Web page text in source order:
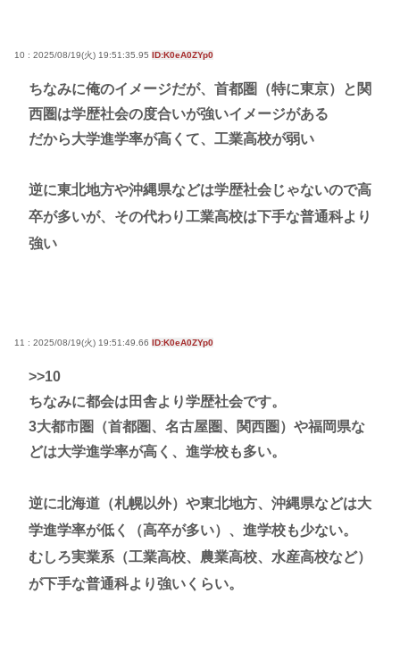
10 : 2025/08/19(火) 19:51:35.95 ID:K0eA0ZYp0
ちなみに俺のイメージだが、首都圏（特に東京）と関
西圏は学歴社会の度合いが強いイメージがある
だから大学進学率が高くて、工業高校が弱い
逆に東北地方や沖縄県などは学歴社会じゃないので高
卒が多いが、その代わり工業高校は下手な普通科より
強い
11 : 2025/08/19(火) 19:51:49.66 ID:K0eA0ZYp0
>>10
ちなみに都会は田舎より学歴社会です。
3大都市圏（首都圏、名古屋圏、関西圏）や福岡県な
どは大学進学率が高く、進学校も多い。
逆に北海道（札幌以外）や東北地方、沖縄県などは大
学進学率が低く（高卒が多い）、進学校も少ない。
むしろ実業系（工業高校、農業高校、水産高校など）
が下手な普通科より強いくらい。